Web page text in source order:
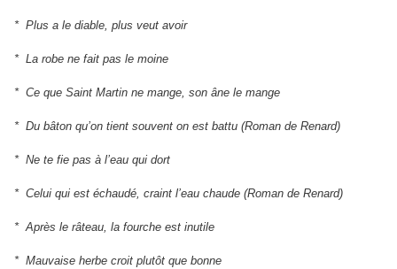
* Plus a le diable, plus veut avoir
* La robe ne fait pas le moine
* Ce que Saint Martin ne mange, son âne le mange
* Du bâton qu’on tient souvent on est battu (Roman de Renard)
* Ne te fie pas à l’eau qui dort
* Celui qui est échaudé, craint l’eau chaude (Roman de Renard)
* Après le râteau, la fourche est inutile
* Mauvaise herbe croit plutôt que bonne